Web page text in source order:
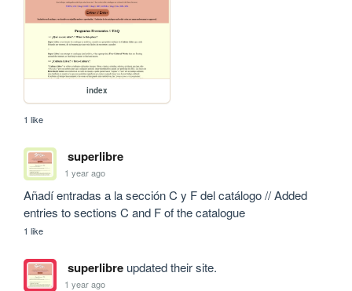
index
1 like
superlibre
1 year ago
Añadí entradas a la sección C y F del catálogo // Added
entries to sections C and F of the catalogue
1 like
superlibreupdated their site.
1 year ago